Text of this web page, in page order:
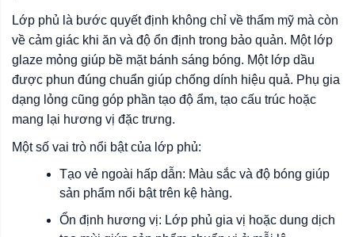
Lớp phủ là bước quyết định không chỉ về thẩm mỹ mà còn
về cảm giác khi ăn và độ ổn định trong bảo quản. Một lớp
glaze mỏng giúp bề mặt bánh sáng bóng. Một lớp dầu
được phun đúng chuẩn giúp chống dính hiệu quả. Phụ gia
dạng lỏng cũng góp phần tạo độ ẩm, tạo cấu trúc hoặc
mang lại hương vị đặc trưng.
Một số vai trò nổi bật của lớp phủ:
Tạo vẻ ngoài hấp dẫn: Màu sắc và độ bóng giúp
sản phẩm nổi bật trên kệ hàng.
Ổn định hương vị: Lớp phủ gia vị hoặc dung dịch